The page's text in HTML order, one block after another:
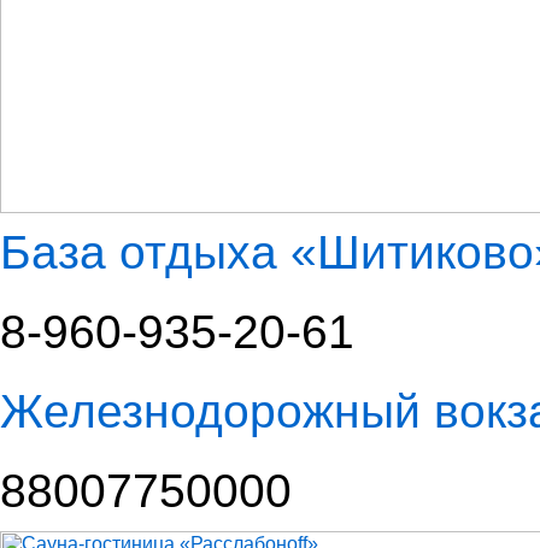
База отдыха
8-960-935-20-61
Железнодорожный
88007750000